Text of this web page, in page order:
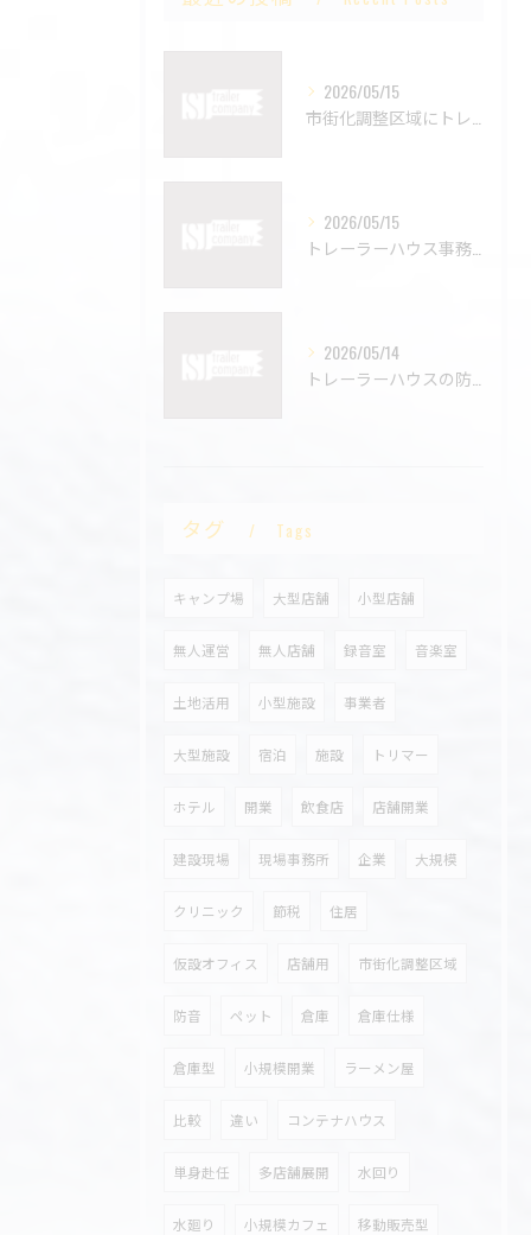
2026/05/15
2026/05/15
2026/05/14
タグ Tags
キャンプ場 大型店舗 小型店舗
無人運営 無人店舗 録音室 音楽室
土地活用 小型施設 事業者
大型施設 宿泊 施設 トリマー
ホテル 開業 飲食店 店舗開業
建設現場 現場事務所 企業 大規模
クリニック 節税 住居
仮設オフィス 店舗用 市街化調整区域
防音 ペット 倉庫 倉庫仕様
倉庫型 小規模開業 ラーメン屋
比較 違い コンテナハウス
単身赴任 多店舗展開 水回り
水廻り 小規模カフェ 移動販売型